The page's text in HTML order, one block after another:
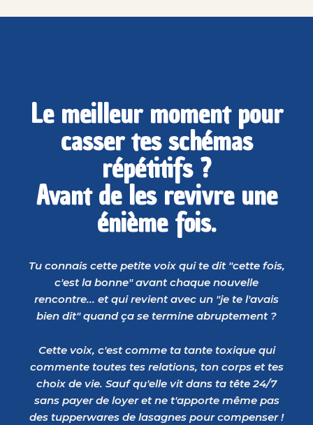
Le meilleur moment pour
casser tes schémas
répétitifs ?
Avant de les revivre une
énième fois.
Tu connais cette petite voix qui te dit "cette fois,
c'est la bonne" avant chaque nouvelle
rencontre... et qui revient avec un "je te l'avais
bien dit" quand ça se termine abruptement ?
Cette voix, c'est comme ta tante toxique qui
commente toutes tes relations, ton corps et tes
choix de vie. Sauf qu'elle vit dans ta tête 24/7
sans payer de loyer et ne t'apporte même pas
des tupperwares de lasagnes pour compenser !